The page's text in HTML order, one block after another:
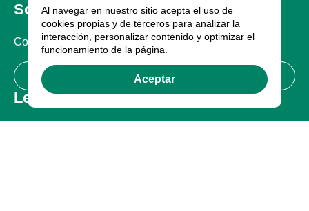
Sobre nosotros
Compañia
Certificaciones
Legal
Al navegar en nuestro sitio acepta el uso de
cookies propias y de terceros para analizar la
interacción, personalizar contenido y optimizar el
funcionamiento de la página.
Aceptar